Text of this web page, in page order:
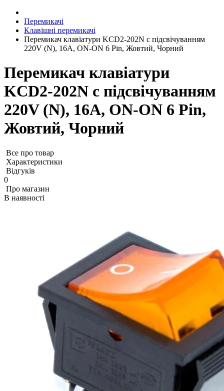
Перемикачі
Клавішні перемикачі
Перемикач клавіатури KCD2-202N c підсвічуванням
220V (N), 16А, ON-ON 6 Pin, Жовтий, Чорний
Перемикач клавіатури
KCD2-202N c підсвічуванням
220V (N), 16А, ON-ON 6 Pin,
Жовтий, Чорний
Все про товар
Характеристики
Відгуків
0
Про магазин
В наявності